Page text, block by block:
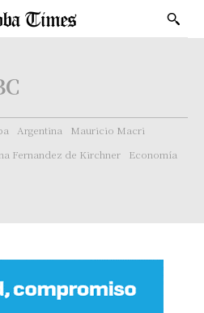
Argentina
Mauricio Macri
Fernandez de Kirchner
Economía